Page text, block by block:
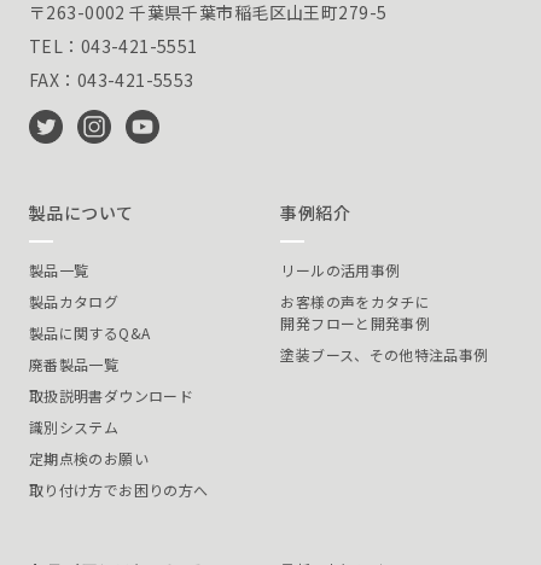
〒263-0002 千葉県千葉市稲毛区山王町279-5
TEL：043-421-5551
FAX：043-421-5553
製品について
製品一覧
製品カタログ
製品に関するQ&A
廃番製品一覧
取扱説明書ダウンロード
識別システム
定期点検のお願い
取り付け方でお困りの方へ
事例紹介
リールの活用事例
お客様の声をカタチに
開発フローと開発事例
塗装ブース、その他特注品事例